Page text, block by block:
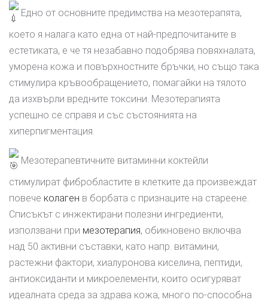
Едно от основните предимства на мезотерапята,
което я налага като една от най-предпочитаните в
естетиката, е че тя незабавно подобрява повяхналата,
уморена кожа и повърхностните бръчки, но също така
стимулира кръвообращението, помагайки на тялото
да изхвърли вредните токсини. Мезотерапията
успешно се справя и със състоянията на
хиперпигментация.
Мезотерапевтичните витаминни коктейли
стимулират фибробластите в клетките да произвеждат
повече колаген в борбата с признаците на стареене.
Списъкът с инжектирани полезни ингредиенти,
използвани при мезотерапия, обикновено включва
над 50 активни съставки, като напр. витамини,
растежни фактори, хиалуронова киселина, пептиди,
антиоксиданти и микроелементи, които осигуряват
идеалната среда за здрава кожа, много по-способна